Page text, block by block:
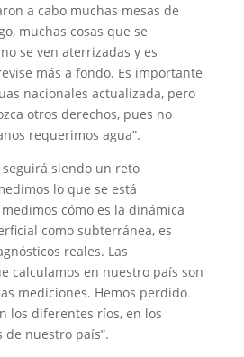
a cabo muchas mesas de
muchas cosas que se
se ven aterrizadas y es
más a fondo. Es importante
nacionales actualizada, pero
otros derechos, pues no
requerimos agua”.
siendo un reto
lo que se está
cómo es la dinámica
como subterránea, es
reales. Las
calculamos en nuestro país son
mediciones. Hemos perdido
los diferentes ríos, en los
nuestro país”.